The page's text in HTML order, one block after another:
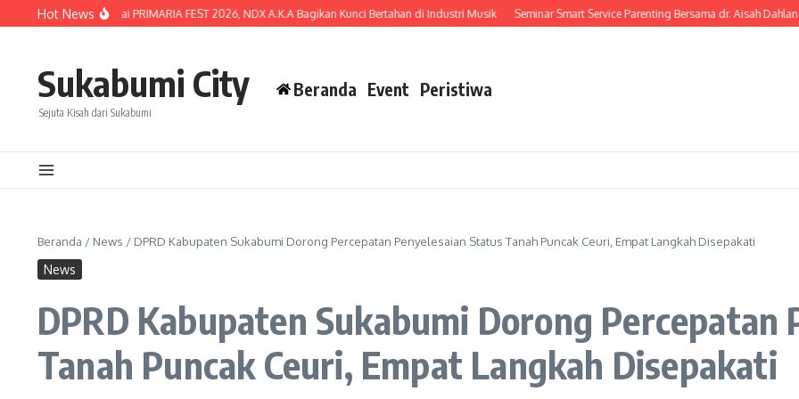
Lewati ke konten
Hot News
Penonton Warnai PRIMARIA FEST 2026, NDX A.K.A Bagikan Kunci Bertahan di Industri Musik Seminar Smart Service Parenting Bersama dr. Aisah Dahlan:
Sukabumi City
Sejuta Kisah dari Sukabumi
Beranda Event Peristiwa
Beranda / News / DPRD Kabupaten Sukabumi Dorong Percepatan Penyelesaian Status Tanah Puncak Ceuri, Empat Langkah Disepakati
News
DPRD Kabupaten Sukabumi Dorong Percepatan
Tanah Puncak Ceuri, Empat Langkah Disepakati